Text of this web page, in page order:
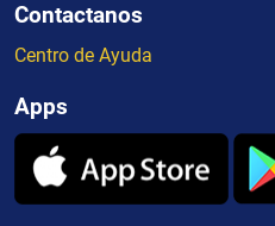
Contactanos
Centro de Ayuda
Apps